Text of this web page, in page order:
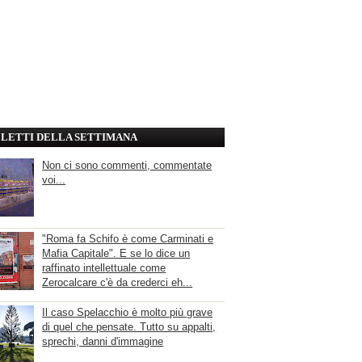
DELLA SETTIMANA
Non ci sono commenti, commentate
voi...
"Roma fa Schifo è come Carminati e
Mafia Capitale". E se lo dice un
raffinato intellettuale come
Zerocalcare c'è da crederci eh...
Il caso Spelacchio è molto più grave
di quel che pensate. Tutto su appalti,
sprechi, danni d'immagine